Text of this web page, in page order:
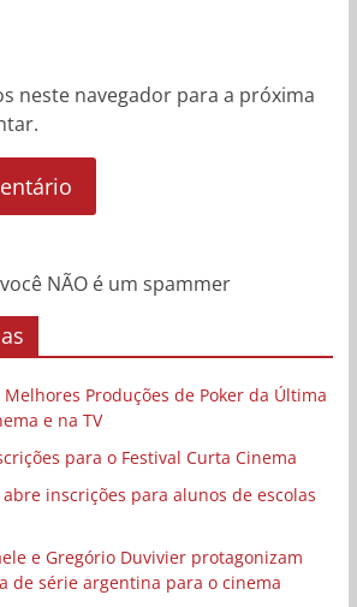
neste navegador para a próxima
NÃO é um spammer
Melhores Produções de Poker da Última
e na TV
para o Festival Curta Cinema
inscrições para alunos de escolas
e Gregório Duvivier protagonizam
de série argentina para o cinema